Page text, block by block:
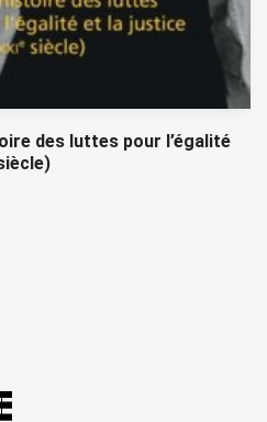
des luttes pour l’égalité